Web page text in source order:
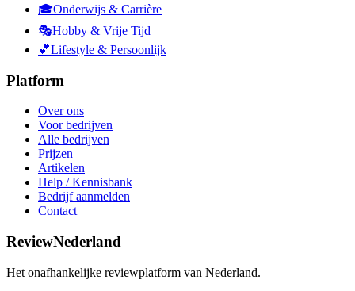
🎓Onderwijs & Carrière
🎭Hobby & Vrije Tijd
💕Lifestyle & Persoonlijk
Platform
Over ons
Voor bedrijven
Alle bedrijven
Prijzen
Artikelen
Help / Kennisbank
Bedrijf aanmelden
Contact
ReviewNederland
Het onafhankelijke reviewplatform van Nederland.